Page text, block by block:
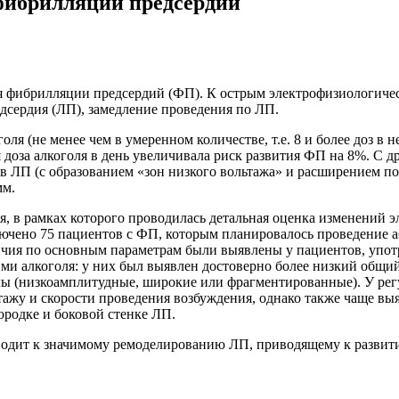
предсердий (ФП). К острым
(ЛП), замедление проведения по ЛП.
(не менее чем в умеренном количестве, т.е. 8 и более доз
алкоголя в день увеличивала риск развития ФП на 8%. С
ЛП (с образованием «зон низкого вольтажа» и расширением
рамках которого проводилась детальная оценка изменений
75 пациентов с ФП, которым планировалось проведение
по основным параметрам были выявлены у пациентов,
у них был выявлен достоверно более низкий
широкие или фрагментированные). У
и скорости проведения возбуждения, однако также чаще
и боковой стенке ЛП.
к значимому ремоделированию ЛП, приводящему к